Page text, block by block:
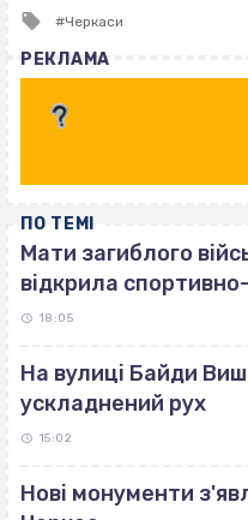
Tagged
Черкаси
РЕКЛАМА
ПО ТЕМІ
Мати загиблого
відкрила
18:05
На вулиці Байди
ускладнений рух
15:02
Нові монументи